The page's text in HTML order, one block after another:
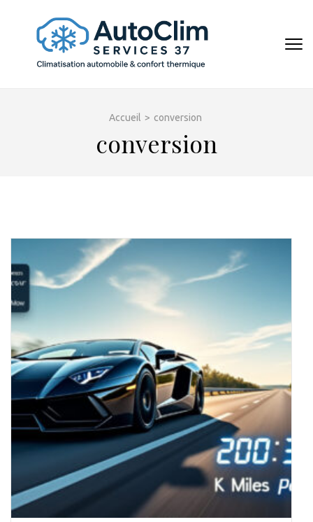
contenu
(Pressez
Accueil > conversion
conversion